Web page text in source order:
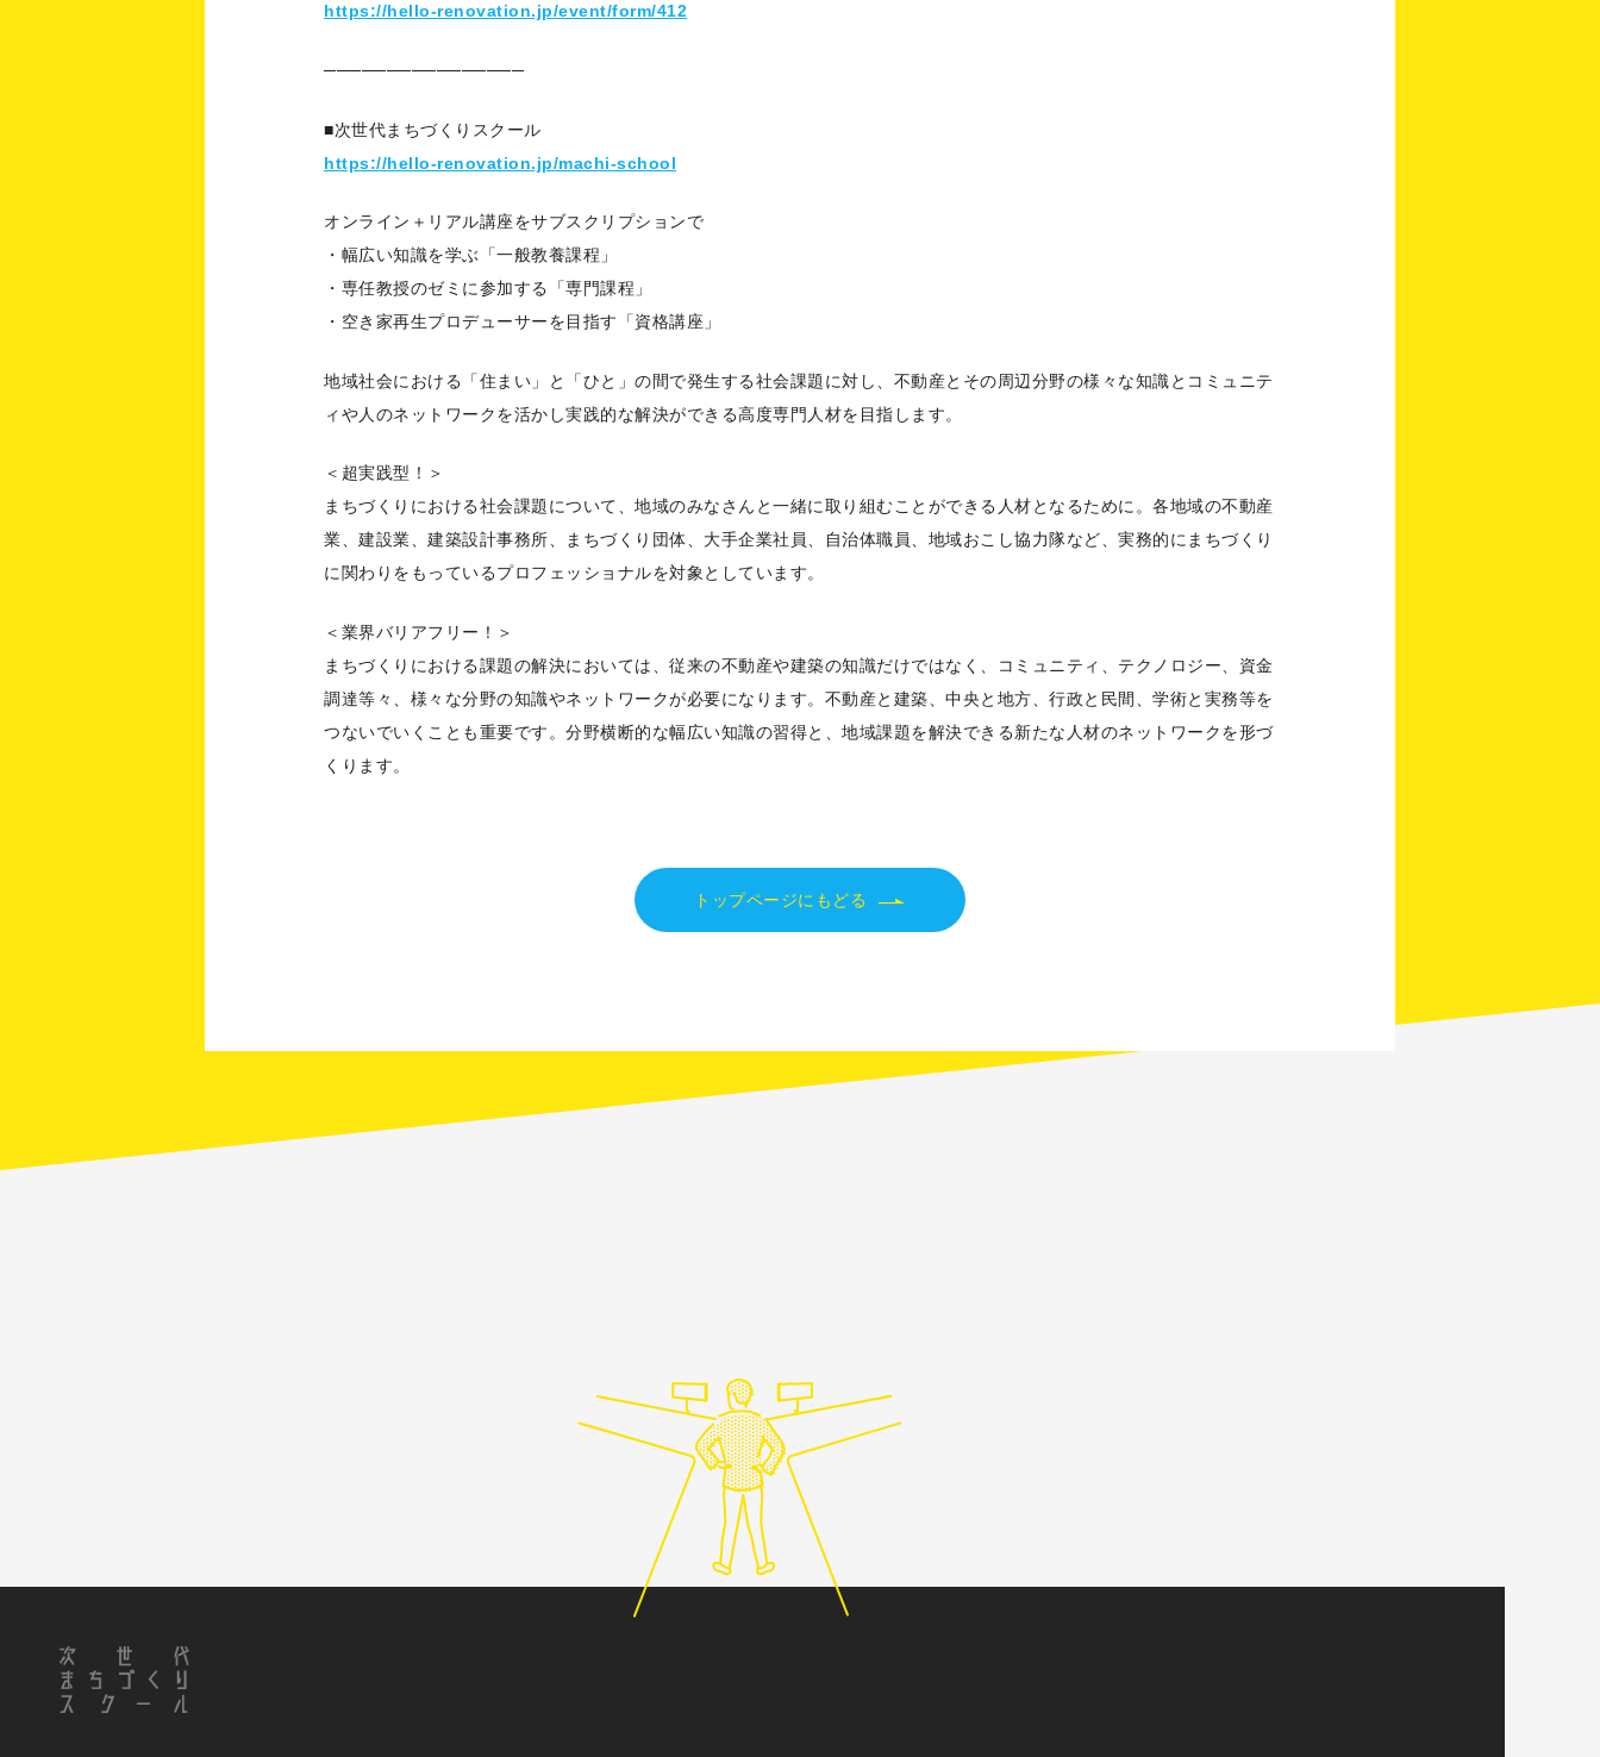
https://hello-renovation.jp/event/form/412
────────────────
■次世代まちづくりスクール
https://hello-renovation.jp/machi-school
オンライン＋リアル講座をサブスクリプションで
・幅広い知識を学ぶ「一般教養課程」
・専任教授のゼミに参加する「専門課程」
・空き家再生プロデューサーを目指す「資格講座」
地域社会における「住まい」と「ひと」の間で発生する社会課題に対し、不動産とその周辺分野の様々な知識とコミュニテ
ィや人のネットワークを活かし実践的な解決ができる高度専門人材を目指します。
＜超実践型！＞
まちづくりにおける社会課題について、地域のみなさんと一緒に取り組むことができる人材となるために。各地域の不動産
業、建設業、建築設計事務所、まちづくり団体、大手企業社員、自治体職員、地域おこし協力隊など、実務的にまちづくり
に関わりをもっているプロフェッショナルを対象としています。
＜業界バリアフリー！＞
まちづくりにおける課題の解決においては、従来の不動産や建築の知識だけではなく、コミュニティ、テクノロジー、資金
調達等々、様々な分野の知識やネットワークが必要になります。不動産と建築、中央と地方、行政と民間、学術と実務等を
つないでいくことも重要です。分野横断的な幅広い知識の習得と、地域課題を解決できる新たな人材のネットワークを形づ
くります。
トップページにもどる